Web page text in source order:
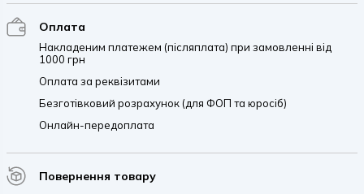
Оплата
Накладеним платежем (післяплата) при замовленні від
1000 грн
Оплата за реквізитами
Безготівковий розрахунок (для ФОП та юросіб)
Онлайн-передоплата
Повернення товару